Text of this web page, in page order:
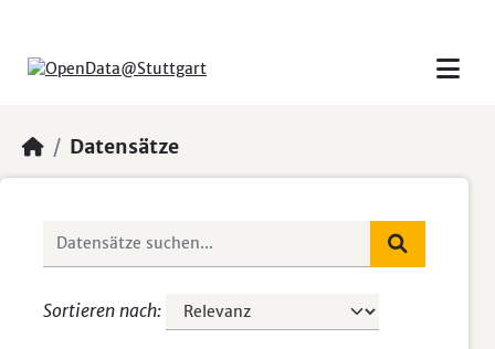
Datensätze
Sortieren nach